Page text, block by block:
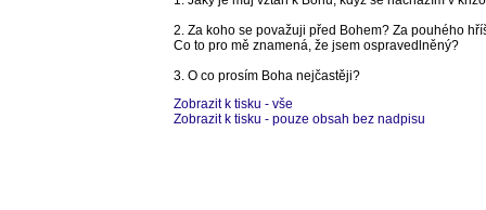
2. Za koho se považuji před Bohem? Za pouhého
Co to pro mě znamená, že jsem ospravedlněný?
3. O co prosím Boha nejčastěji?
Zobrazit k tisku - vše
Zobrazit k tisku - pouze obsah bez nadpisu